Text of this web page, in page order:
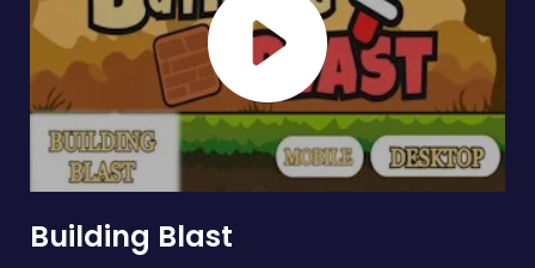
Building Blast